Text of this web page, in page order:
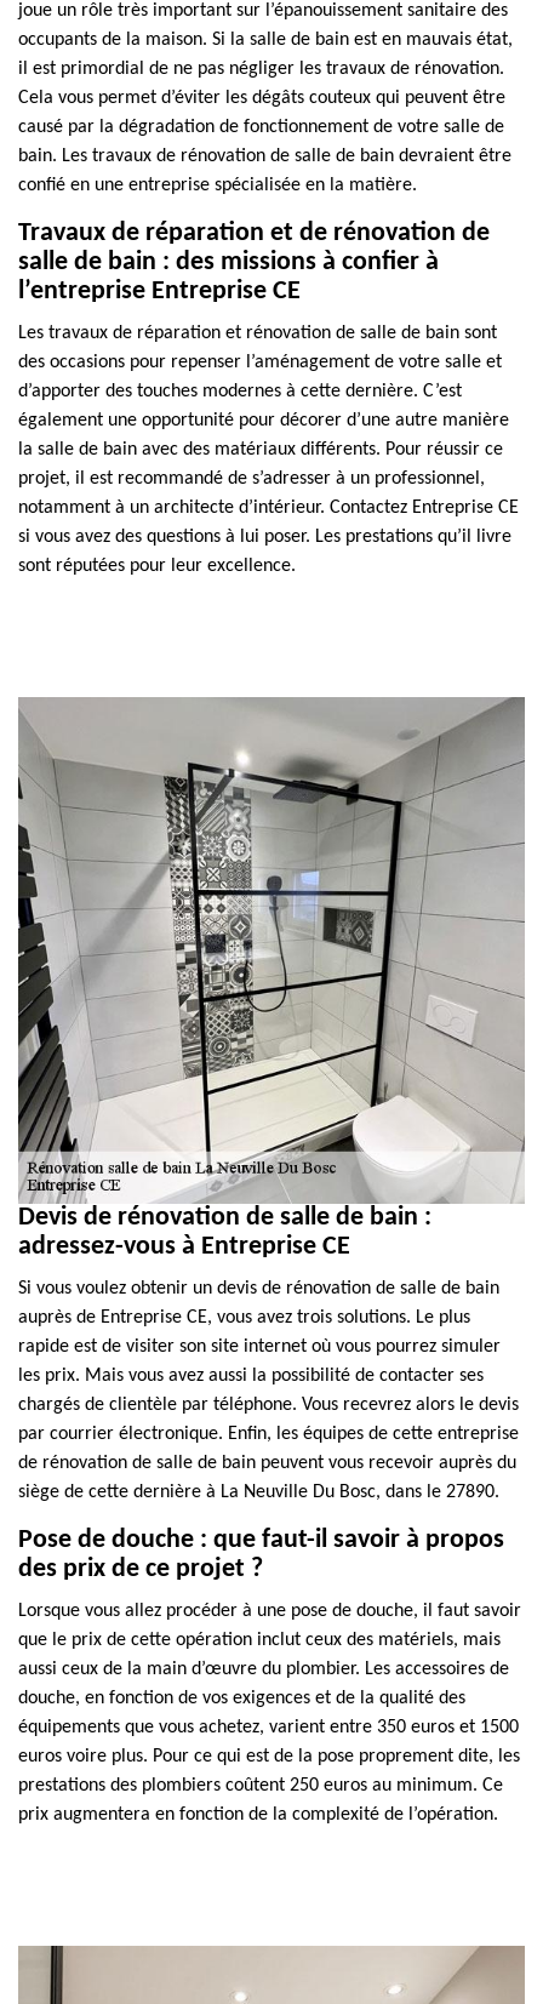
joue un rôle très important sur l’épanouissement sanitaire des
occupants de la maison. Si la salle de bain est en mauvais état,
il est primordial de ne pas négliger les travaux de rénovation.
Cela vous permet d’éviter les dégâts couteux qui peuvent être
causé par la dégradation de fonctionnement de votre salle de
bain. Les travaux de rénovation de salle de bain devraient être
confié en une entreprise spécialisée en la matière.
Travaux de réparation et de rénovation de
salle de bain : des missions à confier à
l’entreprise Entreprise CE
Les travaux de réparation et rénovation de salle de bain sont
des occasions pour repenser l’aménagement de votre salle et
d’apporter des touches modernes à cette dernière. C’est
également une opportunité pour décorer d’une autre manière
la salle de bain avec des matériaux différents. Pour réussir ce
projet, il est recommandé de s’adresser à un professionnel,
notamment à un architecte d’intérieur. Contactez Entreprise CE
si vous avez des questions à lui poser. Les prestations qu’il livre
sont réputées pour leur excellence.
Devis de rénovation de salle de bain :
adressez-vous à Entreprise CE
Si vous voulez obtenir un devis de rénovation de salle de bain
auprès de Entreprise CE, vous avez trois solutions. Le plus
rapide est de visiter son site internet où vous pourrez simuler
les prix. Mais vous avez aussi la possibilité de contacter ses
chargés de clientèle par téléphone. Vous recevrez alors le devis
par courrier électronique. Enfin, les équipes de cette entreprise
de rénovation de salle de bain peuvent vous recevoir auprès du
siège de cette dernière à La Neuville Du Bosc, dans le 27890.
Pose de douche : que faut-il savoir à propos
des prix de ce projet ?
Lorsque vous allez procéder à une pose de douche, il faut savoir
que le prix de cette opération inclut ceux des matériels, mais
aussi ceux de la main d’œuvre du plombier. Les accessoires de
douche, en fonction de vos exigences et de la qualité des
équipements que vous achetez, varient entre 350 euros et 1500
euros voire plus. Pour ce qui est de la pose proprement dite, les
prestations des plombiers coûtent 250 euros au minimum. Ce
prix augmentera en fonction de la complexité de l’opération.